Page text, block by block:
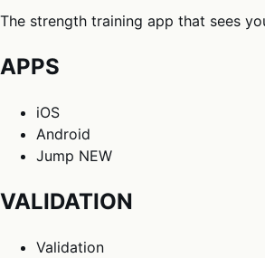
The strength training app that sees
APPS
iOS
Android
Jump NEW
VALIDATION
Validation